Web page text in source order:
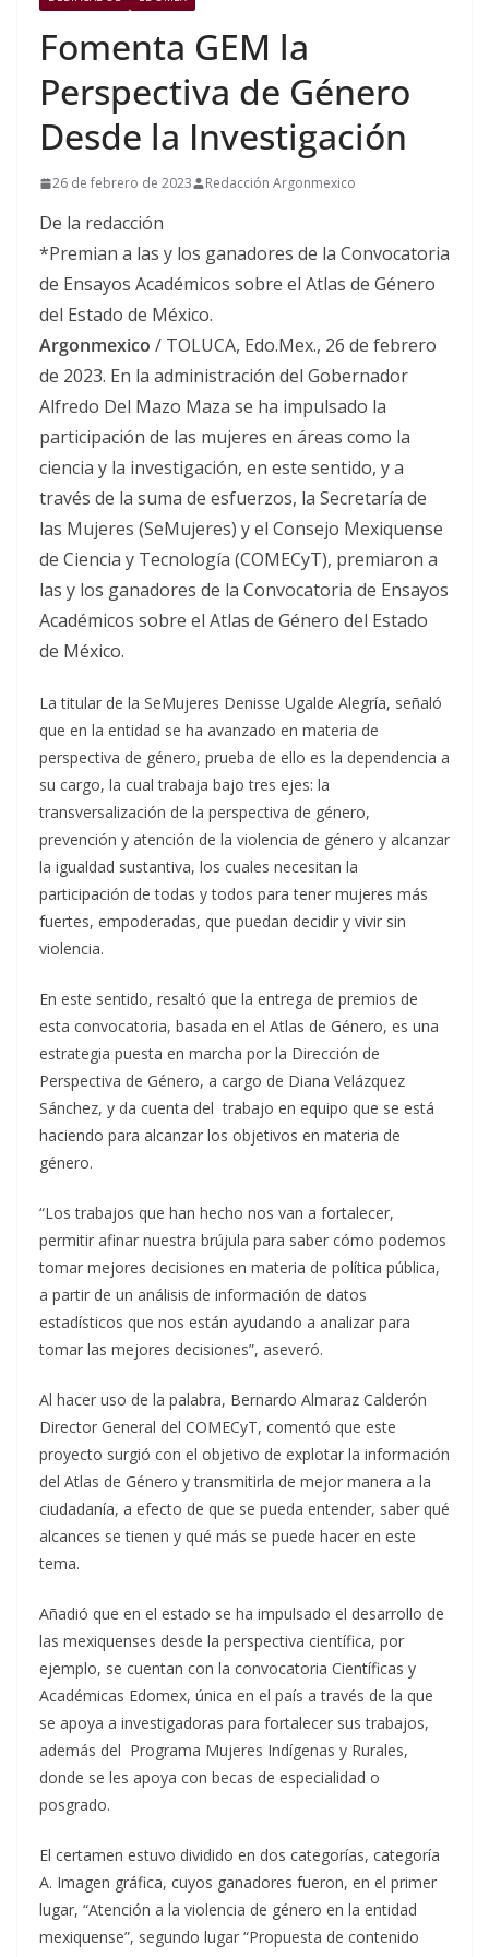
Fomenta GEM la
Perspectiva de Género
Desde la Investigación
26 de febrero de 2023 Redacción Argonmexico
De la redacción
*Premian a las y los ganadores de la Convocatoria
de Ensayos Académicos sobre el Atlas de Género
del Estado de México.
Argonmexico / TOLUCA, Edo.Mex., 26 de febrero
de 2023. En la administración del Gobernador
Alfredo Del Mazo Maza se ha impulsado la
participación de las mujeres en áreas como la
ciencia y la investigación, en este sentido, y a
través de la suma de esfuerzos, la Secretaría de
las Mujeres (SeMujeres) y el Consejo Mexiquense
de Ciencia y Tecnología (COMECyT), premiaron a
las y los ganadores de la Convocatoria de Ensayos
Académicos sobre el Atlas de Género del Estado
de México.
La titular de la SeMujeres Denisse Ugalde Alegría, señaló
que en la entidad se ha avanzado en materia de
perspectiva de género, prueba de ello es la dependencia a
su cargo, la cual trabaja bajo tres ejes: la
transversalización de la perspectiva de género,
prevención y atención de la violencia de género y alcanzar
la igualdad sustantiva, los cuales necesitan la
participación de todas y todos para tener mujeres más
fuertes, empoderadas, que puedan decidir y vivir sin
violencia.
En este sentido, resaltó que la entrega de premios de
esta convocatoria, basada en el Atlas de Género, es una
estrategia puesta en marcha por la Dirección de
Perspectiva de Género, a cargo de Diana Velázquez
Sánchez, y da cuenta del trabajo en equipo que se está
haciendo para alcanzar los objetivos en materia de
género.
“Los trabajos que han hecho nos van a fortalecer,
permitir afinar nuestra brújula para saber cómo podemos
tomar mejores decisiones en materia de política pública,
a partir de un análisis de información de datos
estadísticos que nos están ayudando a analizar para
tomar las mejores decisiones”, aseveró.
Al hacer uso de la palabra, Bernardo Almaraz Calderón
Director General del COMECyT, comentó que este
proyecto surgió con el objetivo de explotar la información
del Atlas de Género y transmitirla de mejor manera a la
ciudadanía, a efecto de que se pueda entender, saber qué
alcances se tienen y qué más se puede hacer en este
tema.
Añadió que en el estado se ha impulsado el desarrollo de
las mexiquenses desde la perspectiva científica, por
ejemplo, se cuentan con la convocatoria Científicas y
Académicas Edomex, única en el país a través de la que
se apoya a investigadoras para fortalecer sus trabajos,
además del Programa Mujeres Indígenas y Rurales,
donde se les apoya con becas de especialidad o
posgrado.
El certamen estuvo dividido en dos categorías, categoría
A. Imagen gráfica, cuyos ganadores fueron, en el primer
lugar, “Atención a la violencia de género en la entidad
mexiquense”, segundo lugar “Propuesta de contenido